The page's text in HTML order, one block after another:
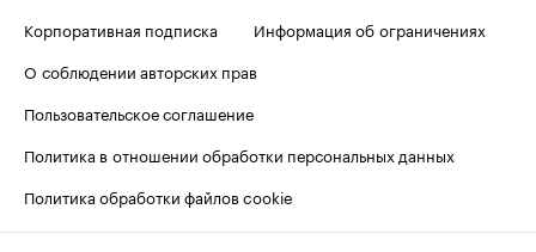
Корпоративная подписка
Информация об ограничениях
О соблюдении авторских прав
Пользовательское соглашение
Политика в отношении обработки персональных данных
Политика обработки файлов cookie